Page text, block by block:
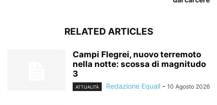
RELATED ARTICLES
Campi Flegrei, nuovo terremoto
nella notte: scossa di magnitudo
3
ATTUALITÀ Redazione Equall - 10 Agosto 2026